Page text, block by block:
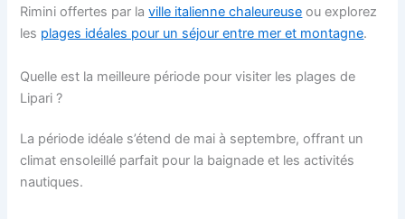
Rimini offertes par laville italienne chaleureuse ou explorez
les plages idéales pour un séjour entre mer et montagne.
Quelle est la meilleure période pour visiter les plages de
Lipari ?
La période idéale s’étend de mai à septembre, offrant un
climat ensoleillé parfait pour la baignade et les activités
nautiques.